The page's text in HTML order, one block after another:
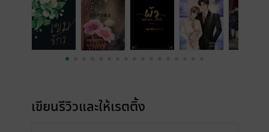
เขียนรีวิวและให้เรตติ้ง